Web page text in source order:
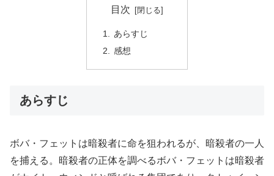
目次
あらすじ
感想
あらすじ
ボバ・フェットは暗殺者に命を狙われるが、暗殺者の一人
を捕える。暗殺者の正体を調べるボバ・フェットは暗殺者